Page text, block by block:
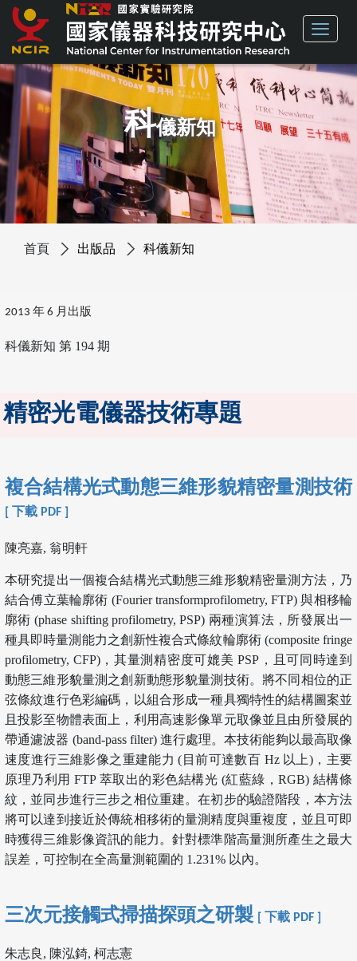
科儀新知
首頁 出版品 科儀新知
2013 年 6 月出版
科儀新知 第 194 期
精密光電儀器技術專題
複合結構光式動態三維形貌精密量測技術
[ 下載 PDF ]
陳亮嘉, 翁明軒
本研究提出一個複合結構光式動態三維形貌精密量測方法，乃
結合傅立葉輪廓術 (Fourier transformprofilometry, FTP) 與相移輪
廓術 (phase shifting profilometry, PSP) 兩種演算法，所發展出一
種具即時量測能力之創新性複合式條紋輪廓術 (composite fringe
profilometry, CFP)，其量測精密度可媲美 PSP，且可同時達到
動態三維形貌量測之創新動態形貌量測技術。將不同相位的正
弦條紋進行色彩編碼，以組合形成一種具獨特性的結構圖案並
且投影至物體表面上，利用高速影像單元取像並且由所發展的
帶通濾波器 (band-pass filter) 進行處理。本技術能夠以最高取像
速度進行三維影像之重建能力 (目前可達數百 Hz 以上)，主要
原理乃利用 FTP 萃取出的彩色結構光 (紅藍綠，RGB) 結構條
紋，並同步進行三步之相位重建。在初步的驗證階段，本方法
將可以達到接近於傳統相移術的量測精度與重複度，並且可即
時獲得三維影像資訊的能力。針對標準階高量測所產生之最大
誤差，可控制在全高量測範圍的 1.231% 以內。
三次元接觸式掃描探頭之研製 [ 下載 PDF ]
朱志良, 陳泓錡, 柯志憲